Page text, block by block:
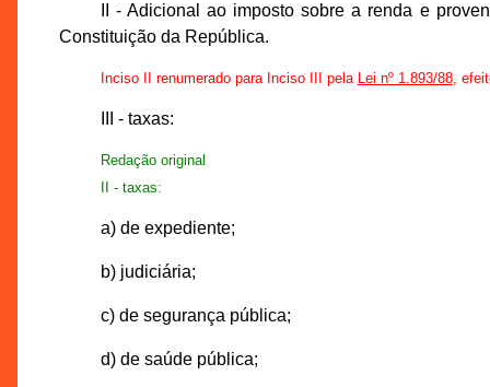
II - Adicional ao imposto sobre a renda e
Constituição da República.
Inciso II renumerado para Inciso III pela Lei nº 1.893/88,
III - taxas:
Redação original
II - taxas:
a) de expediente;
b) judiciária;
c) de segurança pública;
d) de saúde pública;